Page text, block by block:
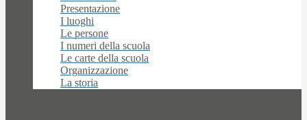
Presentazione
I luoghi
Le persone
I numeri della scuola
Le carte della scuola
Organizzazione
La storia